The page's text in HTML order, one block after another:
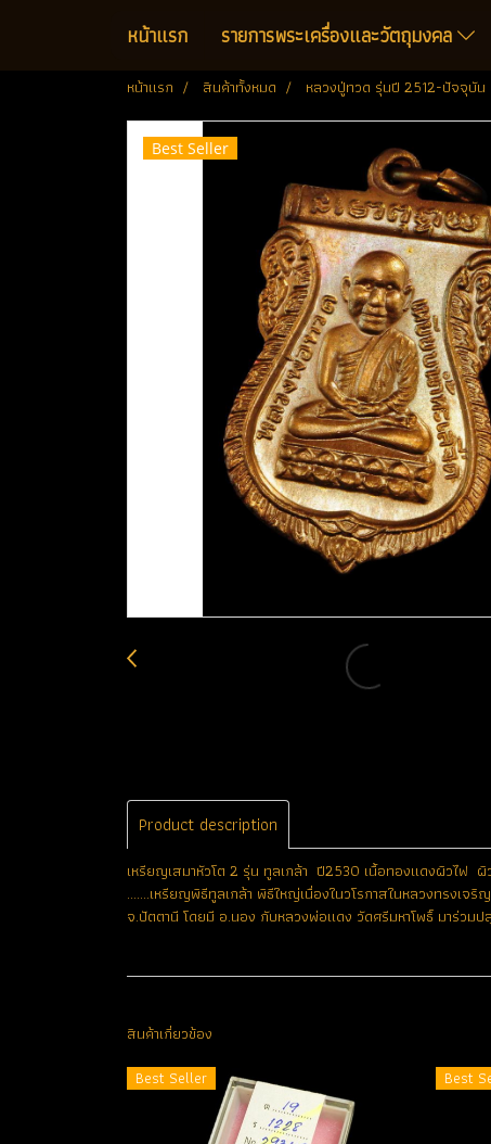
หน้าแรก รายการพระเครื่องและวัตถุมงคล
หน้าแรก สินค้าทั้งหมด หลวงปู่ทวด รุ่นปี 2512-ปัจจุบัน
Best Seller
Product description
เหรียญเสมาหัวโต 2 รุ่น ทูลเกล้า ปี2530 เนื้อทองแดงผิวไฟ
.......เหรียญพิธีทูลเกล้า พิธีใหญ่เนื่องในวโรกาสในหลวงทรงเ
จ.ปัตตานี โดยมี อ.นอง กับหลวงพ่อแดง วัดศรีมหาโพธิ์ มาร่วมป
สินค้าเกี่ยวข้อง
Best Seller
Best